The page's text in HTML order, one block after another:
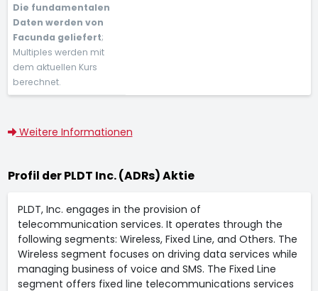
Die fundamentalen
Daten werden von
Facunda geliefert;
Multiples werden mit
dem aktuellen Kurs
berechnet.
Weitere Informationen
Profil der PLDT Inc. (ADRs) Aktie
PLDT, Inc. engages in the provision of
telecommunication services. It operates through the
following segments: Wireless, Fixed Line, and Others. The
Wireless segment focuses on driving data services while
managing business of voice and SMS. The Fixed Line
segment offers fixed line telecommunications services